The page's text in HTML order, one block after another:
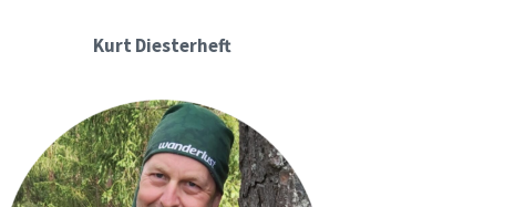
Kurt Diesterheft